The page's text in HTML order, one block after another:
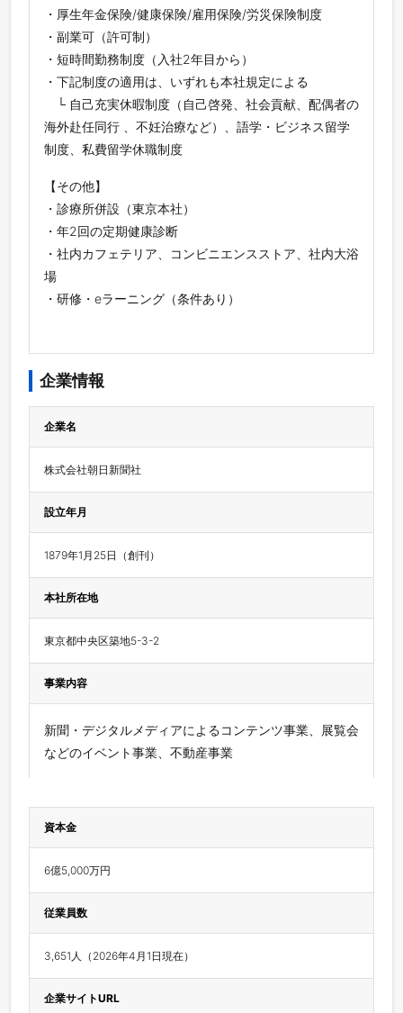
・厚⽣年⾦保険/健康保険/雇⽤保険/労災保険制度
・副業可（許可制）
・短時間勤務制度（⼊社2年⽬から）
・下記制度の適⽤は、いずれも本社規定による
└ ⾃⼰充実休暇制度（⾃⼰啓発、社会貢献、配偶者の
海外赴任同⾏ 、不妊治療など）、語学・ビジネス留学
制度、私費留学休職制度
【その他】
・診療所併設（東京本社）
・年2回の定期健康診断
・社内カフェテリア、コンビニエンスストア、社内⼤浴
場
・研修・eラーニング（条件あり）
企業情報
企業名
株式会社朝日新聞社
設立年月
1879年1月25日（創刊）
本社所在地
東京都中央区築地5-3-2
事業内容
新聞・デジタルメディアによるコンテンツ事業、展覧会
などのイベント事業、不動産事業
資本金
6億5,000万円
従業員数
3,651人（2026年4月1日現在）
企業サイトURL